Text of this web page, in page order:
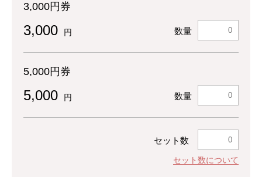
3,000円券
3,000 円 数量
5,000円券
5,000 円 数量
セット数
セット数について